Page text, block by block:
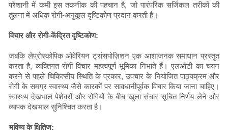
परेशानी में कमी इस तकनीक की पहचान है, जो पारंपरिक सर्जिकल तरीकों की
तुलना में अधिक रोगी-अनुकूल दृष्टिकोण प्रदान करती है।
विचार और रोगी-केंद्रित दृष्टिकोण:
जबकि लेप्रोस्कोपिक ओवेरियन ट्रांसपोज़िशन एक आशाजनक समाधान प्रस्तुत
करता है, व्यक्तिगत रोगी विचार महत्वपूर्ण भूमिका निभाते हैं। एलओटी का चयन
करने से पहले चिकित्सीय स्थिति के प्रकार, उपचार के नियोजित पाठ्यक्रम और
रोगी के समग्र स्वास्थ्य जैसे कारकों पर सावधानीपूर्वक विचार किया जाना चाहिए।
स्वास्थ्य देखभाल पेशेवरों और रोगियों के बीच खुला संचार सूचित निर्णय लेने और
व्यापक देखभाल सुनिश्चित करता है।
भविष्य के क्षितिज: